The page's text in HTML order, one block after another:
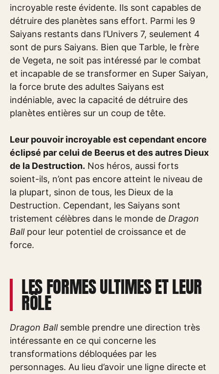
incroyable reste évidente. Ils sont capables de
détruire des planètes sans effort. Parmi les 9
Saiyans restants dans l’Univers 7, seulement 4
sont de purs Saiyans. Bien que Tarble, le frère
de Vegeta, ne soit pas intéressé par le combat
et incapable de se transformer en Super Saiyan,
la force brute des adultes Saiyans est
indéniable, avec la capacité de détruire des
planètes entières sur un coup de tête.
Leur pouvoir incroyable est cependant encore
éclipsé par celui de Beerus et des autres Dieux
de la Destruction. Nos héros, aussi forts
soient-ils, n’ont pas encore atteint le niveau de
la plupart, sinon de tous, les Dieux de la
Destruction. Cependant, les Saiyans sont
tristement célèbres dans le monde de Dragon
Ballpour leur potentiel de croissance et de
force.
LES FORMES ULTIMES ET LEUR
RÔLE
Dragon Ballsemble prendre une direction très
intéressante en ce qui concerne les
transformations débloquées par les
personnages. Au lieu d’avoir une ligne directe et